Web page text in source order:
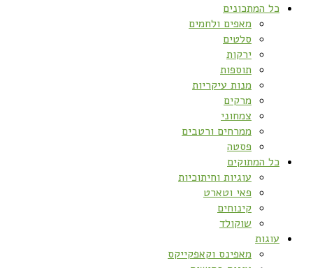
כל המתכונים
מאפים ולחמים
סלטים
ירקות
תוספות
מנות עיקריות
מרקים
צמחוני
ממרחים ורטבים
פסטה
כל המתוקים
עוגיות וחיתוכיות
פאי וטארט
קינוחים
שוקולד
עוגות
מאפינס וקאפקייקס